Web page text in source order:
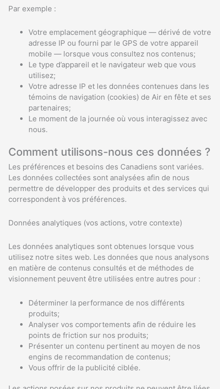
Par exemple :
Votre emplacement géographique — dérivé de votre
adresse IP ou fourni par le GPS de votre appareil
mobile — lorsque vous consultez nos contenus;
Le type d’appareil et le navigateur web que vous
utilisez;
Votre adresse IP et les données contenues dans les
témoins de navigation (cookies) de Air en fête et ses
partenaires;
Le moment de la journée où vous interagissez avec
nous.
Comment utilisons-nous ces données ?
Les préférences et besoins des Canadiens sont variées.
Les données collectées sont analysées afin de nous
permettre de développer des produits et des services qui
correspondent à vos préférences.
Données analytiques (vos actions, votre contexte)
Les données analytiques sont obtenues lorsque vous
utilisez notre sites web. Les données que nous analysons
en matière de contenus consultés et de méthodes de
visionnement peuvent être utilisées entre autres pour :
Déterminer la performance de nos différents
produits;
Analyser vos comportements afin de réduire les
points de friction sur nos produits;
Présenter un contenu pertinent au moyen de nos
engins de recommandation de contenus;
Vous offrir de la publicité ciblée.